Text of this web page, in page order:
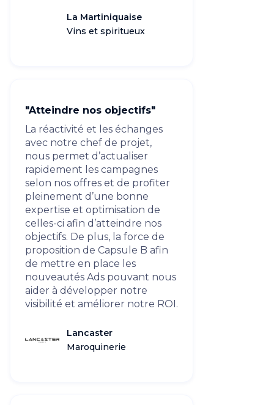
La Martiniquaise
Vins et spiritueux
"Atteindre nos objectifs"
La réactivité et les échanges
avec notre chef de projet,
nous permet d’actualiser
rapidement les campagnes
selon nos offres et de profiter
pleinement d’une bonne
expertise et optimisation de
celles-ci afin d’atteindre nos
objectifs. De plus, la force de
proposition de Capsule B afin
de mettre en place les
nouveautés Ads pouvant nous
aider à développer notre
visibilité et améliorer notre ROI.
Lancaster
Maroquinerie